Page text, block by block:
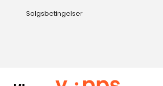
Salgsbetingelser